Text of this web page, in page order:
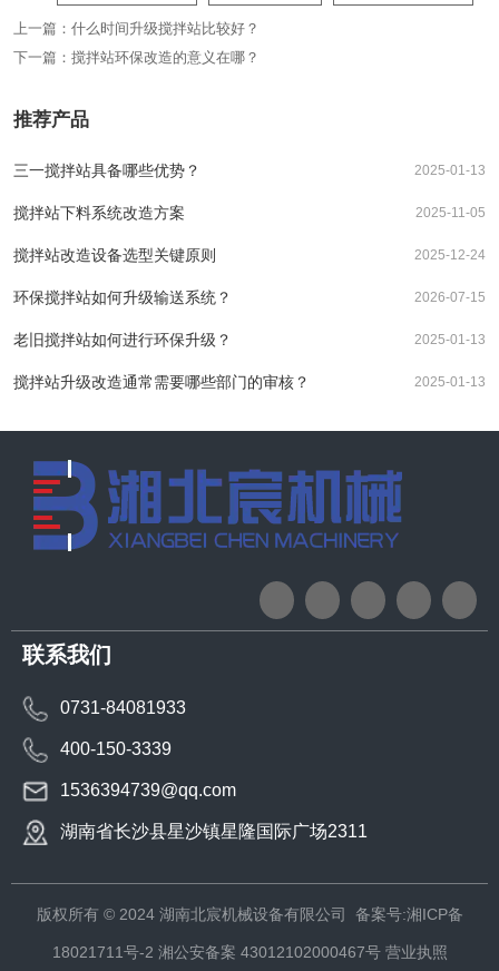
上一篇： 什么时间升级搅拌站比较好？
下一篇： 搅拌站环保改造的意义在哪？
推荐产品
2025-01-13
三一搅拌站具备哪些优势？
2025-11-05
搅拌站下料系统改造方案
2025-12-24
搅拌站改造设备选型关键原则
2026-07-15
环保搅拌站如何升级输送系统？
2025-01-13
老旧搅拌站如何进行环保升级？
2025-01-13
搅拌站升级改造通常需要哪些部门的审核？
联系我们
0731-84081933
400-150-3339
1536394739@qq.com
湖南省长沙县星沙镇星隆国际广场2311
版权所有 © 2024 湖南北宸机械设备有限公司 备案号:湘ICP备
18021711号-2 湘公安备案 43012102000467号 营业执照